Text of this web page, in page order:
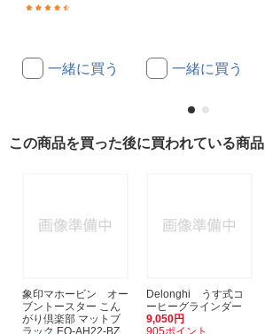
一緒に買う 一緒に買う
この商品を買った後に買われている商品
象印マホービン オー
ブントースター こん
がり倶楽部 マットブ
ラック EQ-AH22-BZ
Delonghi うす式コ
ーヒーグラインダー
9,050円
905ポイント